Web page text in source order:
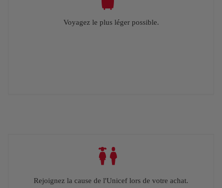
Voyagez le plus léger possible.
Rejoignez la cause de l'Unicef lors de votre achat.